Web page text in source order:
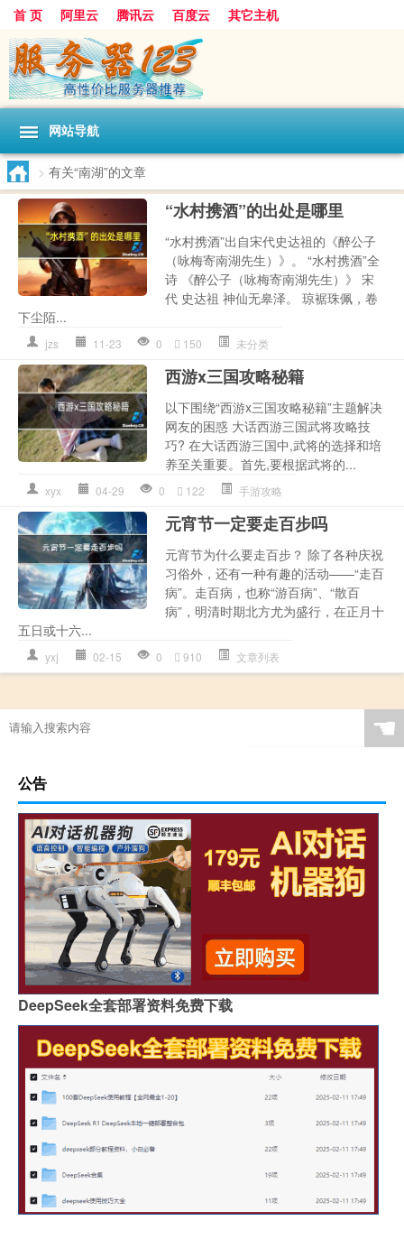
首 页 阿里云 腾讯云 百度云 其它主机
网站导航
> 有关“南湖”的文章
“水村携酒”的出处是哪里
“水村携酒”出自宋代史达祖的《醉公子
（咏梅寄南湖先生）》。 “水村携酒”全
诗 《醉公子（咏梅寄南湖先生）》 宋
代 史达祖 神仙无皋泽。 琼裾珠佩，卷
下尘陌...
jzs 11-23 0 150 未分类
西游x三国攻略秘籍
以下围绕“西游x三国攻略秘籍”主题解决
网友的困惑 大话西游三国武将攻略技
巧? 在大话西游三国中,武将的选择和培
养至关重要。首先,要根据武将的...
xyx 04-29 0 122 手游攻略
元宵节一定要走百步吗
元宵节为什么要走百步？ 除了各种庆祝
习俗外，还有一种有趣的活动——“走百
病”。走百病，也称“游百病”、“散百
病”，明清时期北方尤为盛行，在正月十
五日或十六...
yxj 02-15 0 910 文章列表
☚
公告
DeepSeek全套部署资料免费下载